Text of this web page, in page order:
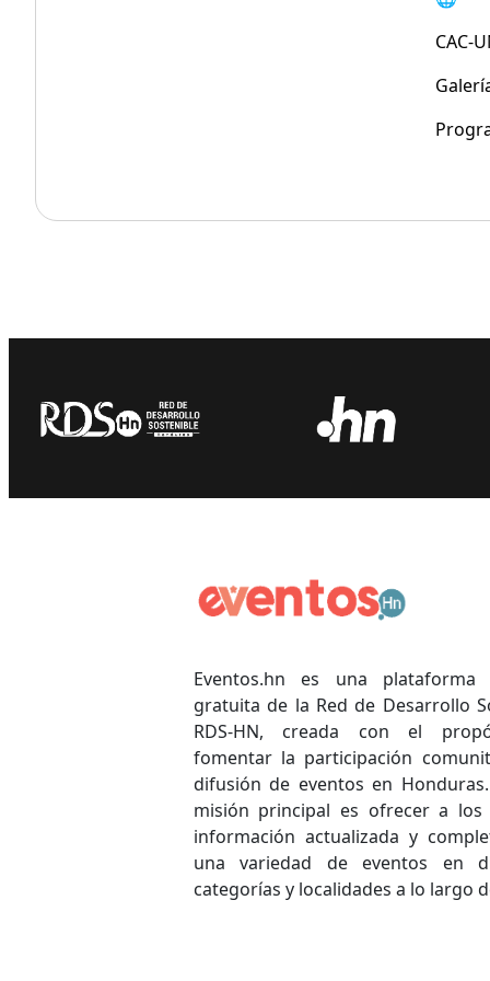
CAC-
Eventos.hn es una
gratuita de la Red de Desarrollo
RDS-HN, creada con el
fomentar la participación
difusión de eventos en
misión principal es ofrecer a los
información actualizada y
una variedad de eventos en
categorías y localidades a lo largo